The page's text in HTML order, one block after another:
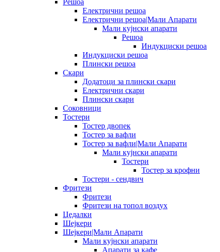
Електрични решоа
Електрични решоа|Мали Апарати
Мали кујнски апарати
Решоа
Индукциски решоа
Индукциски решоа
Плински решоа
Скари
Додатоци за плински скари
Електрични скари
Плински скари
Соковници
Тостери
Тостер двопек
Тостер за вафли
Тостер за вафли|Мали Апарати
Мали кујнски апарати
Тостери
Тостер за крофни
Тостери - сендвич
Фритези
Фритези
Фритези на топол воздух
Цедалки
Шејкери
Шејкери|Мали Апарати
Мали кујнски апарати
Апарати за кафе